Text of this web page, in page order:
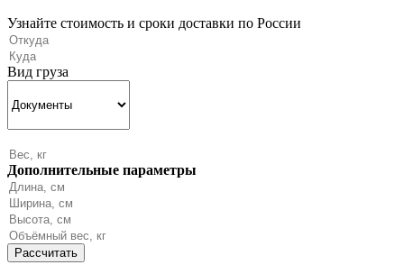
Узнайте стоимость и сроки доставки по России
Вид груза
Дополнительные параметры